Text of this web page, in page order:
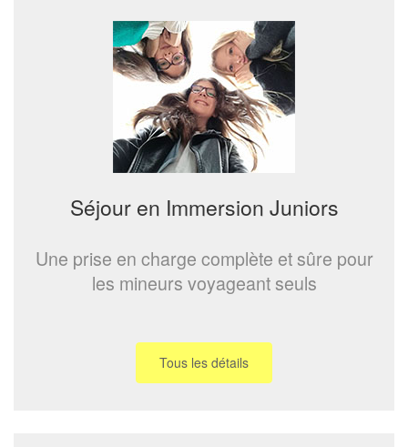
Séjour en Immersion Juniors
Une prise en charge complète et sûre pour
les mineurs voyageant seuls
Tous les détails